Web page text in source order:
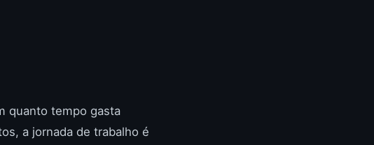
quanto tempo gasta
a jornada de trabalho é